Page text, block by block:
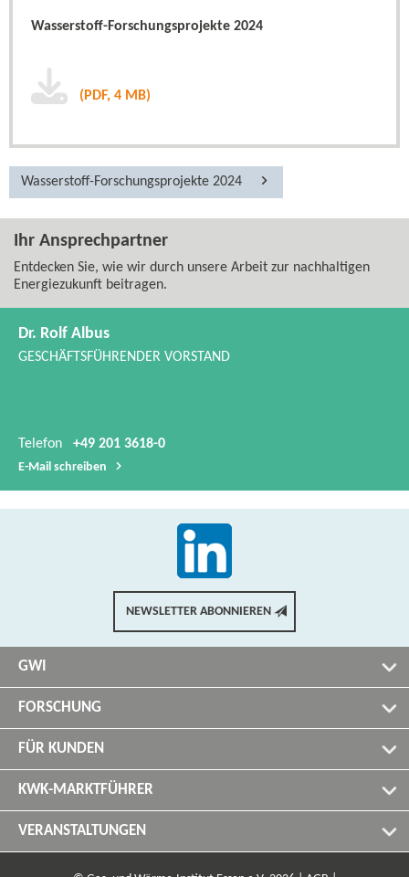
Wasserstoff-​Forschungsprojekte 2024
(PDF, 4 MB)
Wasserstoff-​Forschungsprojekte 2024
Ihr Ansprechpartner
Entdecken Sie, wie wir durch unsere Arbeit zur nachhaltigen
Energiezukunft beitragen.
Dr. Rolf Albus
GESCHÄFTSFÜHRENDER VORSTAND
Telefon +49 201 3618-0
E-​Mail schreiben
NEWSLETTER ABONNIEREN
GWI
FORSCHUNG
FÜR KUNDEN
KWK-MARKTFÜHRER
VERANSTALTUNGEN